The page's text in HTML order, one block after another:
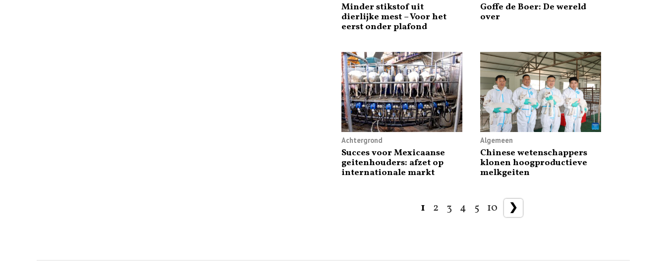
Minder stikstof uit
dierlijke mest – Voor het
eerst onder plafond
Goffe de Boer: De wereld
over
Achtergrond
Succes voor Mexicaanse
geitenhouders: afzet op
internationale markt
Algemeen
Chinese wetenschappers
klonen hoogproductieve
melkgeiten
1 2 3 4 5 10 ❯